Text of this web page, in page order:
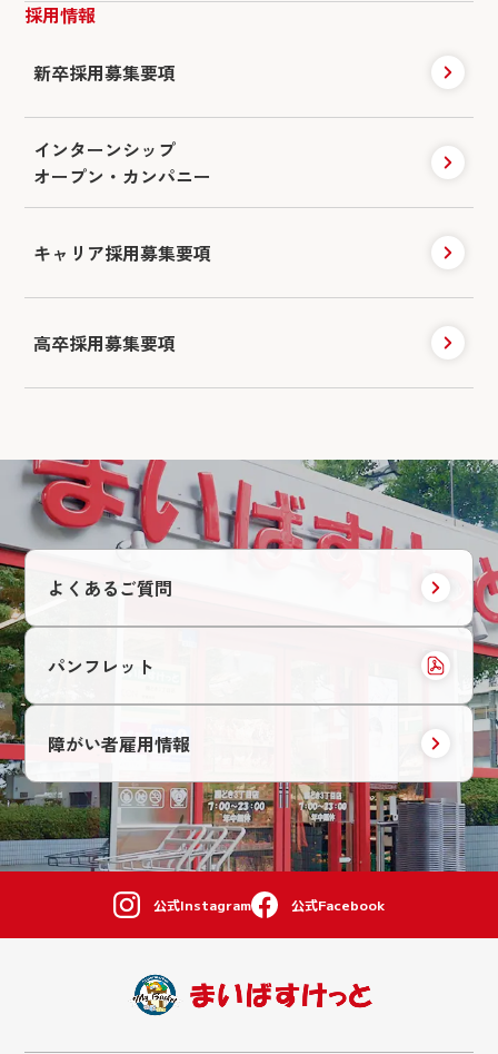
採用情報
新卒採用募集要項
インターンシップ
オープン・カンパニー
キャリア採用募集要項
高卒採用募集要項
よくあるご質問
パンフレット
障がい者雇用情報
公式Instagram 公式Facebook